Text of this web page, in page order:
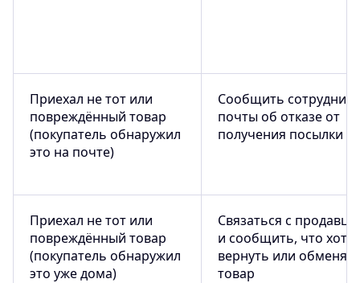
Приехал не тот или
повреждённый товар
(покупатель обнаружил
это на почте)
Сообщить сотруднику
почты об отказе от
получения посылки
Приехал не тот или
повреждённый товар
(покупатель обнаружил
это уже дома)
Связаться с
и сообщить, что
вернуть или
товар